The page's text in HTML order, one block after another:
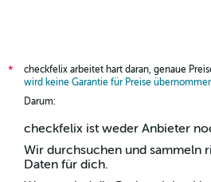
*
checkfelix arbeitet hart daran, genaue
wird keine Garantie für Preise
Darum:
checkfelix ist weder Anbieter
Wir durchsuchen und sammeln
Daten für dich.